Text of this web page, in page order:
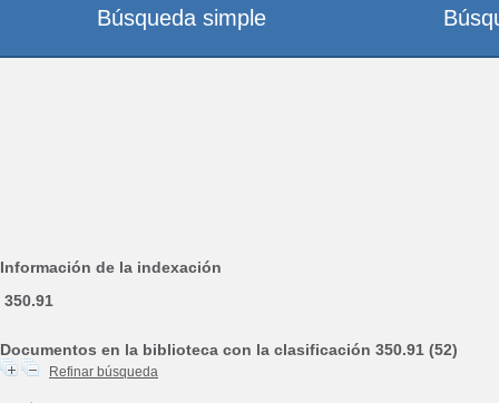
Información de la indexación
350.91
Documentos en la biblioteca con la clasificación 350.91 (52)
Refinar búsqueda
Búsqueda simple